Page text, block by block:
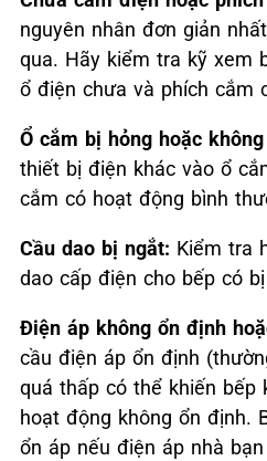
nguyên nhân đơn giản
qua. Hãy kiểm tra kỹ xem
ổ điện chưa và phích cắm
Ổ cắm bị hỏng hoặc
thiết bị điện khác vào ổ
cắm có hoạt động bình
Cầu dao bị ngắt: Kiểm tra
dao cấp điện cho bếp có
Điện áp không ổn định
cầu điện áp ổn định
quá thấp có thể khiến bếp
hoạt động không ổn định.
ổn áp nếu điện áp nhà